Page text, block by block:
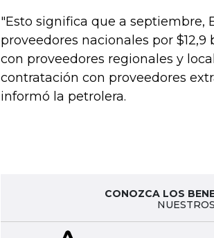
"Esto significa que a septiembre,
proveedores nacionales por
con proveedores regionales y
contratación con proveedores
informó la petrolera.
CONOZCA LOS